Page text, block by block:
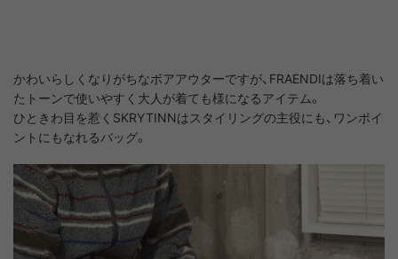
かわいらしくなりがちなボアアウターですが、FRAENDIは落ち着い
たトーンで使いやすく大人が着ても様になるアイテム。
ひときわ目を惹くSKRYTINNはスタイリングの主役にも、ワンポイ
ントにもなれるバッグ。